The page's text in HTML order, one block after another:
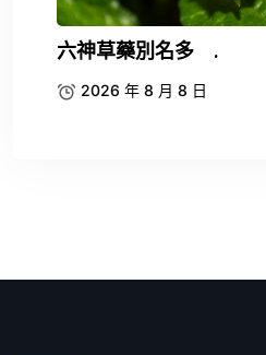
六神草藥別名多 .
2026 年 8 月 8 日